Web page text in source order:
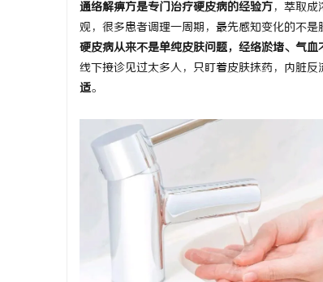
通络解痹方是专门治疗硬皮病的经验方，萃取
观，很多患者调理一周期，最先感知变化的不是
硬皮病从来不是单纯皮肤问题，经络淤堵、气
线下接诊见过太多人，只盯着皮肤抹药，内脏反
适。